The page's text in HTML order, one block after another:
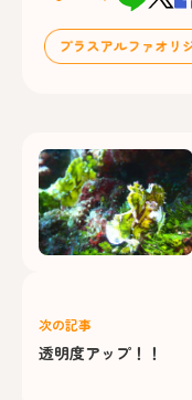
次の記事
透明度アップ！！